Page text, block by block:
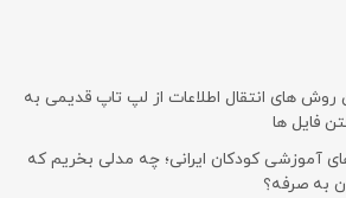
های انتقال اطلاعات از لپ تاپ قدیمی به
فایل ها
آموزشی کودکان ایرانی؛ چه مدلی بخریم که
به صرفه؟